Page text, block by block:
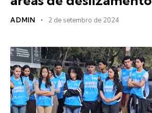
ADMIN 2 de setembro de 2024